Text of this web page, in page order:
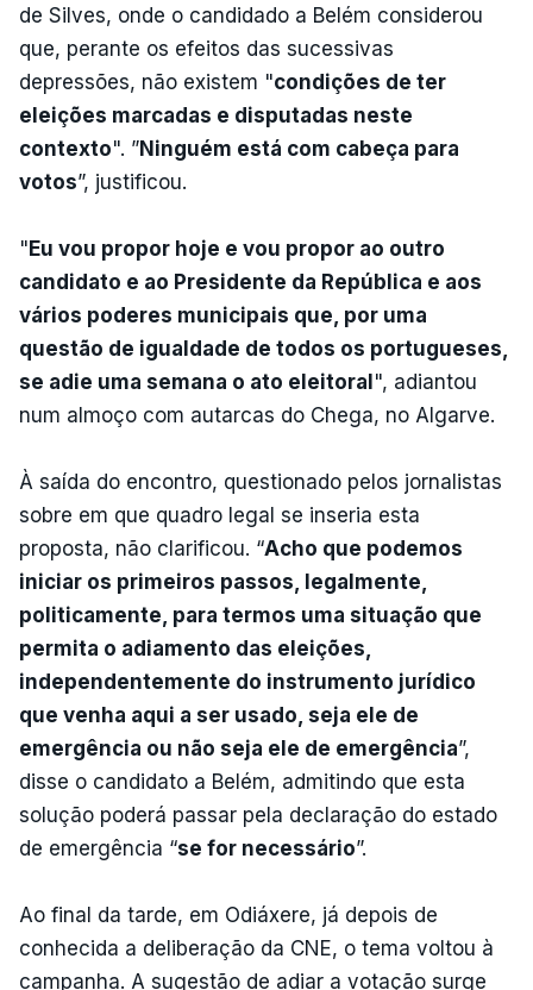
de Silves, onde o candidado a Belém considerou
que, perante os efeitos das sucessivas
depressões, não existem "condições de ter
eleições marcadas e disputadas neste
contexto". ”Ninguém está com cabeça para
votos”, justificou.
" Eu vou propor hoje e vou propor ao outro
candidato e ao Presidente da República e aos
vários poderes municipais que, por uma
questão de igualdade de todos os portugueses,
se adie uma semana o ato eleitoral ", adiantou
num almoço com autarcas do Chega, no Algarve.
À saída do encontro, questionado pelos jornalistas
sobre em que quadro legal se inseria esta
proposta, não clarificou. “Acho que podemos
iniciar os primeiros passos, legalmente,
politicamente, para termos uma situação que
permita o adiamento das eleições,
independentemente do instrumento jurídico
que venha aqui a ser usado, seja ele de
emergência ou não seja ele de emergência”,
disse o candidato a Belém, admitindo que esta
solução poderá passar pela declaração do estado
de emergência “se for necessário”.
Ao final da tarde, em Odiáxere, já depois de
conhecida a deliberação da CNE, o tema voltou à
campanha. A sugestão de adiar a votação surge